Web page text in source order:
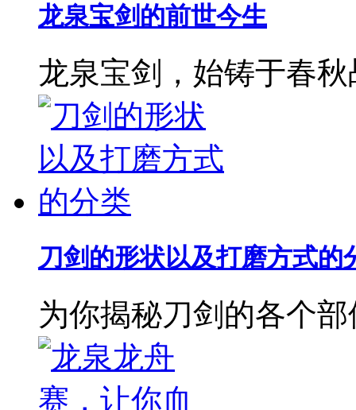
龙泉宝剑的前世今生
龙泉宝剑，始铸于春
刀剑的形状以及打磨方式的
为你揭秘刀剑的各个